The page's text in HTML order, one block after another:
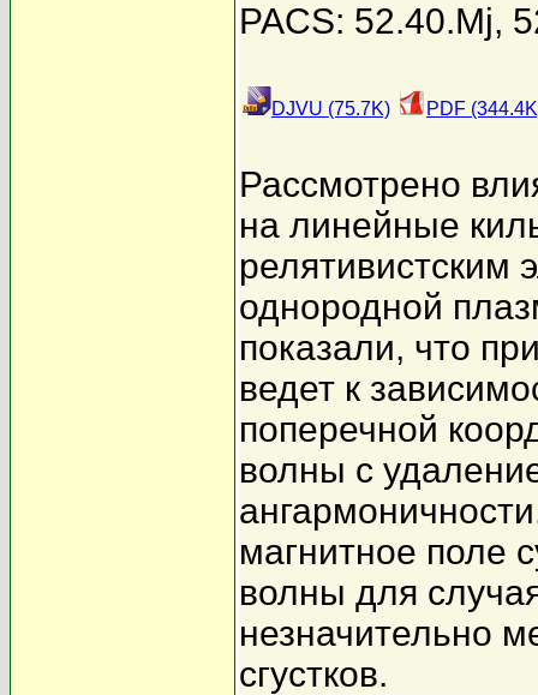
PACS: 52.40.Mj,
DJVU (75.7K) PDF
Рассмотрено
на линейные
релятивистским
однородной
показали, что
ведет к
поперечной
волны с
магнитное поле
волны для
незначительно
сгустков.